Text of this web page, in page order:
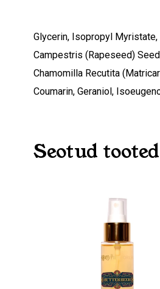
Glycerin, Isopropyl Myristate,
Campestris (Rapeseed)
Chamomilla Recutita
Coumarin, Geraniol,
Seotud tooted